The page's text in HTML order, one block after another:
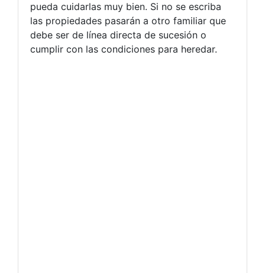
pueda cuidarlas muy bien. Si no se escriba
las propiedades pasarán a otro familiar que
debe ser de línea directa de sucesión o
cumplir con las condiciones para heredar.